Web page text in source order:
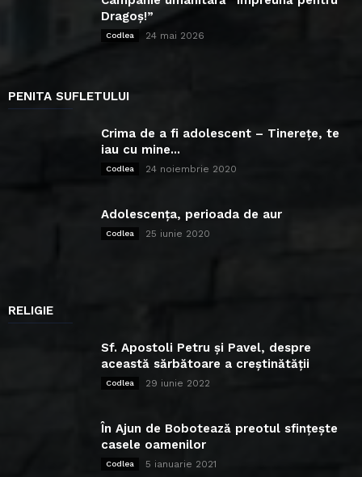
Dragoș!”
Codlea 24 mai 2026
PENITA SUFLETULUI
Crima de a fi adolescent – Tinerețe, te
iau cu mine...
Codlea 24 noiembrie 2020
Adolescența, perioada de aur
Codlea 25 iunie 2020
RELIGIE
Sf. Apostoli Petru și Pavel, despre
această sărbătoare a creștinătății
Codlea 29 iunie 2022
În Ajun de Bobotează preotul sfințește
casele oamenilor
Codlea 5 ianuarie 2021